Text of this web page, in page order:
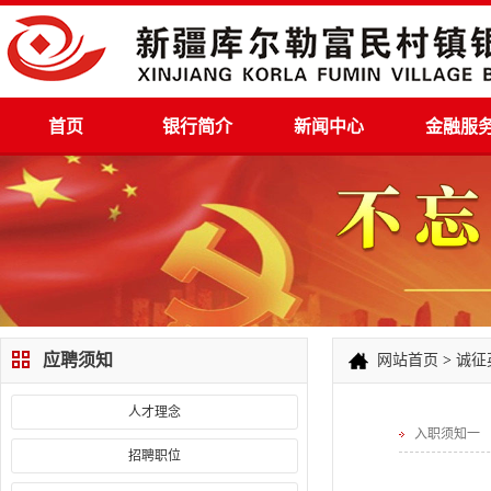
首页 银行简介 新闻中心 金融服
应聘须知
人才理念
招聘职位
网站首页 > 诚征
入职须知一